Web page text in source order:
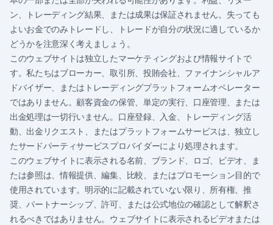
ン、トレーディング結果、または成果は保証されません。失っても
よいお金でのみトレードし、トレードが自分の状況に適しているか
どうかを注意深く考えましょう。
このウェブサイトは独立したマーケティングおよび情報サイトで
す。私たちはブローカー、取引所、投賄会社、ファイナンシャルア
ドバイザー、またはトレーディングプラットフォームオペレーター
ではありません。顧客資金の保管、単定の実行、口座管理、または
出金処理は一切行いません。口座登録、入金、トレーディング活
動、出金リクエスト、またはプラットフォームサービスは、独立し
たサードパーティサービスプロバイダーにより処理されます。
このウェブサイトに表示される名前、ブランド、ロゴ、ビデオ、ま
たは参照は、情報提供、編集、比較、またはプロモーション目的で
使用されています。明示的に記載されていない限り、所有権、推
奨、パートナーシップ、許可、または公式地位の確認として解釈さ
れるべきではありません。ウェブサイトに表示されるビデオまたは